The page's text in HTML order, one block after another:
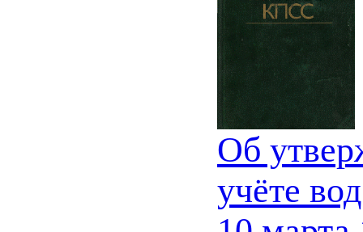
Об
учёте